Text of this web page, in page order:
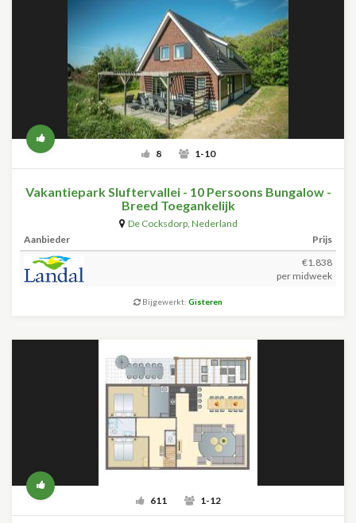
8 1-10
Vakantiepark Sluftervallei - 10 Persoons Bungalow -
Breed Toegankelijk
De Cocksdorp, Nederland
Aanbieder
Prijs
€1.838
per midweek
Bijgewerkt: Gisteren
611 1-12